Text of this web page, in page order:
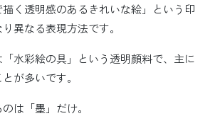
く透明感のあるきれいな絵」という印
異なる表現方法です。
水彩絵の具」という透明顔料で、主に
が多いです。
は「墨」だけ。